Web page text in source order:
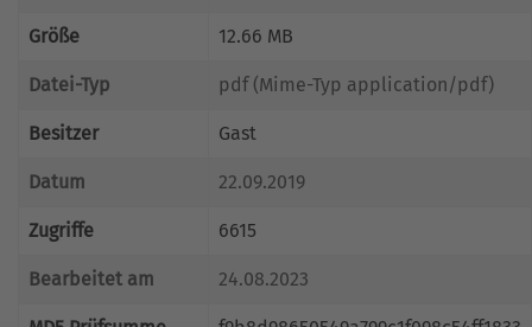
Größe 12.66 MB
Datei-Typ pdf (Mime-Typ application/pdf)
Besitzer Gast
Datum 22.09.2019
Zugriffe 6615
Bearbeitet am 24.08.2023